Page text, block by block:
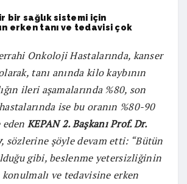
bir sağlık sistemi için
erken tanı ve tedavisi çok
Onkoloji Hastalarında, kanser
tanı anında kilo kaybının
ileri aşamalarında %80, son
ise bu oranın %80-90
KEPAN 2. Başkanı Prof. Dr.
, sözlerine şöyle devam etti: “Bütün
gibi, beslenme yetersizliğinin
konulmalı ve tedavisine erken